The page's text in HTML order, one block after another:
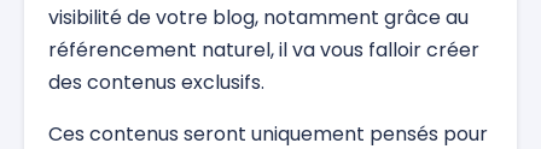
visibilité de votre blog, notamment grâce au
référencement naturel, il va vous falloir créer
des contenus exclusifs.
Ces contenus seront uniquement pensés pour